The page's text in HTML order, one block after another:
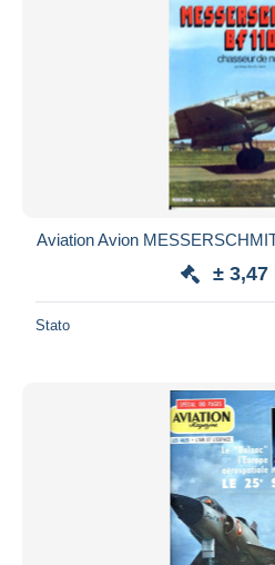
Aviation Avion
± 3,47
Stato